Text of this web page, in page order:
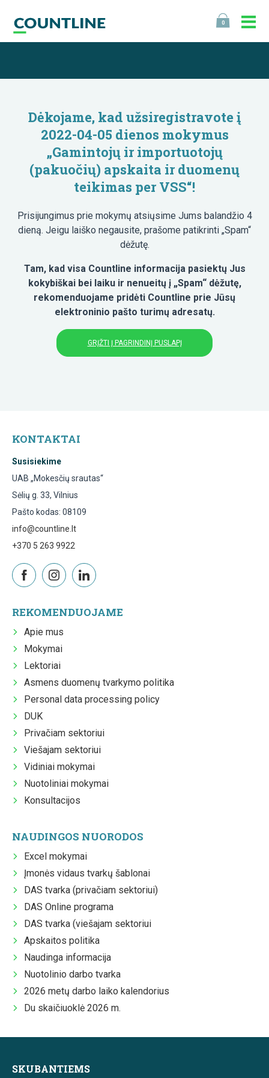
0
Dėkojame, kad užsiregistravote į
2022-04-05 dienos mokymus
„Gamintojų ir importuotojų
(pakuočių) apskaita ir duomenų
teikimas per VSS“!
Prisijungimus prie mokymų atsiųsime Jums balandžio 4
dieną. Jeigu laiško negausite, prašome patikrinti „Spam“
dėžutę.
Tam, kad visa Countline informacija pasiektų Jus
kokybiškai bei laiku ir nenueitų į „Spam“ dėžutę,
rekomenduojame pridėti Countline prie Jūsų
elektroninio pašto turimų adresatų.
GRĮŽTI Į PAGRINDINĮ PUSLAPĮ
KONTAKTAI
Susisiekime
UAB „Mokesčių srautas“
Sėlių g. 33, Vilnius
Pašto kodas: 08109
info@countline.lt
+370 5 263 9922
REKOMENDUOJAME
Apie mus
Mokymai
Lektoriai
Asmens duomenų tvarkymo politika
Personal data processing policy
DUK
Privačiam sektoriui
Viešajam sektoriui
Vidiniai mokymai
Nuotoliniai mokymai
Konsultacijos
NAUDINGOS NUORODOS
Excel mokymai
Įmonės vidaus tvarkų šablonai
DAS tvarka (privačiam sektoriui)
DAS Online programa
DAS tvarka (viešajam sektoriui
Apskaitos politika
Naudinga informacija
Nuotolinio darbo tvarka
2026 metų darbo laiko kalendorius
Du skaičiuoklė 2026 m.
SKUBANTIEMS